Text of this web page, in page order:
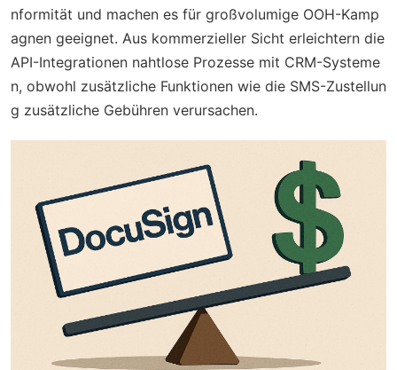
nformität und machen es für großvolumige OOH-Kamp
agnen geeignet. Aus kommerzieller Sicht erleichtern die
API-Integrationen nahtlose Prozesse mit CRM-Systeme
n, obwohl zusätzliche Funktionen wie die SMS-Zustellun
g zusätzliche Gebühren verursachen.